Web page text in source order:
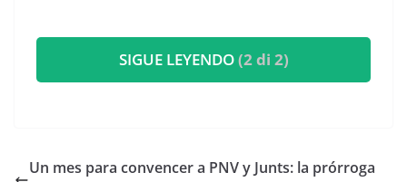
SIGUE LEYENDO(2 di 2)
Un mes para convencer a PNV y Junts: la prórroga